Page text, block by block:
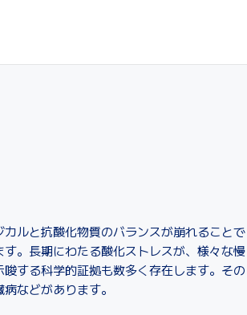
ルと抗酸化物質のバランスが崩れることで
。長期にわたる酸化ストレスが、様々な慢
する科学的証拠も数多く存在します。その
などがあります。